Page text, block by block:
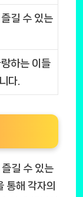
길 수 있는
하는 이들
다.
길 수 있는
통해 각자의